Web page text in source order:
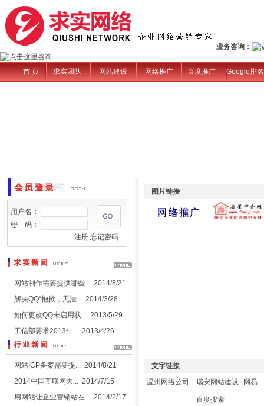
业务咨询：
首 页 求实团队 网站建设 网络推广 百度推广 Google排名
用户名：
密 码：
注册 忘记密码
网站制作需要提供哪些...2014/8/21
解决QQ“抱歉，无法...2014/3/28
如何更改QQ未启用状...2013/5/29
工信部要求2013年...2013/4/26
网站ICP备案需要提...2014/8/21
2014中国互联网大...2014/7/15
用网站让企业营销站在...2014/2/17
图片链接
文字链接
温州网络公司
瑞安网站建设 网易
百度搜索